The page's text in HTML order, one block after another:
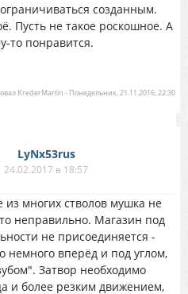
созданным.
Пусть не такое роскошное. А
то понравится.
KrederMartin - Понедельник, 21.11.2016, 22:30
LyNx53rus
24.02.2017 в 18:57
из многих стволов мушка не
неправильно. Магазин под
не присоединяется -
немного вперёд и под углом,
Затвор необходимо
и более резким движением,